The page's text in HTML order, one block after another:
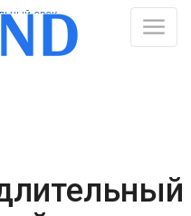
срок